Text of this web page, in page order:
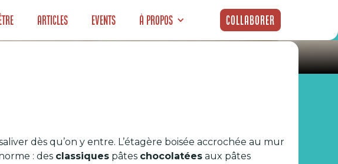
Articles Events À propos Collaborer
du Sweetspot
dès qu’on y entre. L’étagère boisée accrochée au mur
: des classiques pâtes chocolatées aux pâtes